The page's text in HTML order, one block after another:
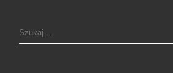
SZUKAJ